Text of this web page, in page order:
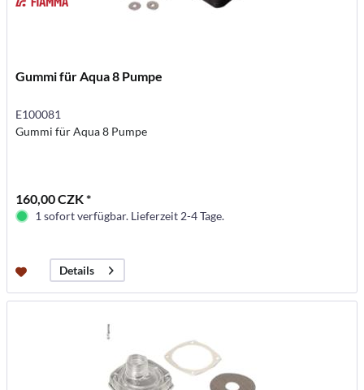
Gummi für Aqua 8 Pumpe
E100081
Gummi für Aqua 8 Pumpe
160,00 CZK *
1 sofort verfügbar. Lieferzeit 2-4 Tage.
Details